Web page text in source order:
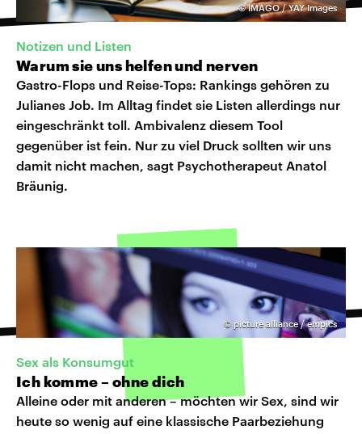
©IMAGO / YAY Images
Notizen und Listen
Warum sie uns helfen und nerven
Gastro-Flops und Reise-Tops: Rankings gehören zu
Julianes Job. Im Alltag findet sie Listen allerdings nur
eingeschränkt toll. Ambivalenz diesem Tool
gegenüber ist fein. Nur zu viel Druck sollten wir uns
damit nicht machen, sagt Psychotherapeut Anatol
Bräunig.
© picture alliance / empics
Sex als Konsumgut
Ich komme – ohne dich
Alleine oder mit anderen – möchten wir Sex, sind wir
heute so wenig auf eine klassische Paarbeziehung